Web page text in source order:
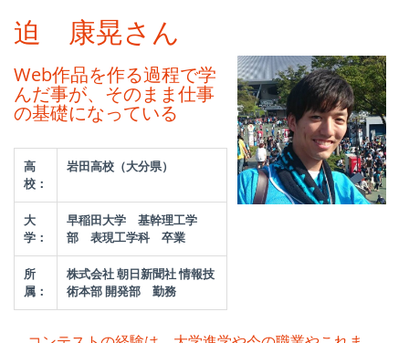
迫 康晃さん
Web作品を作る過程で学
んだ事が、そのまま仕事
の基礎になっている
高
校：
岩田高校（大分県）
大
学：
早稲田大学 基幹理工学
部 表現工学科 卒業
所
属：
株式会社 朝日新聞社 情報技
術本部 開発部 勤務